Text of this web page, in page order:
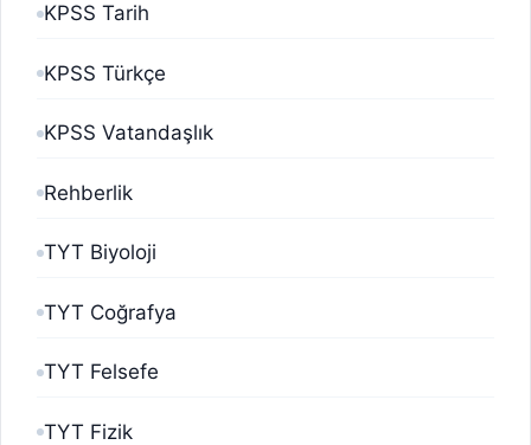
KPSS Tarih
KPSS Türkçe
KPSS Vatandaşlık
Rehberlik
TYT Biyoloji
TYT Coğrafya
TYT Felsefe
TYT Fizik